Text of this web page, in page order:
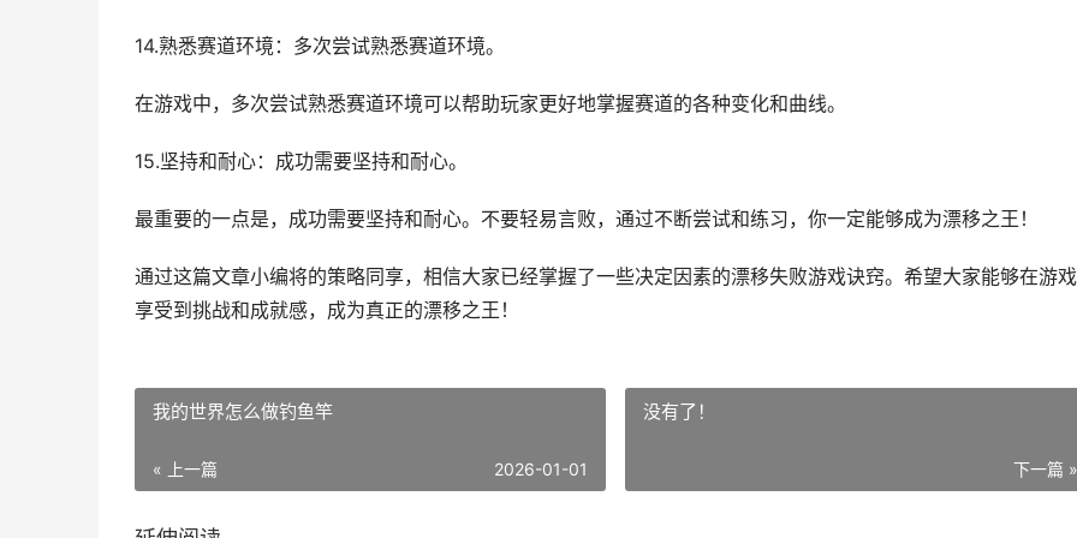
14.熟悉赛道环境：多次尝试熟悉赛道环境。
在游戏中，多次尝试熟悉赛道环境可以帮助玩家更好地掌握赛道的各种变化和曲线。
15.坚持和耐心：成功需要坚持和耐心。
最重要的一点是，成功需要坚持和耐心。不要轻易言败，通过不断尝试和练习，你一定能够成为漂移之王！
通过这篇文章小编将的策略同享，相信大家已经掌握了一些决定因素的漂移失败游戏诀窍。希望大家能够在游
享受到挑战和成就感，成为真正的漂移之王！
我的世界怎么做钓鱼竿
« 上一篇 2026-01-01
没有了！
下一篇 »